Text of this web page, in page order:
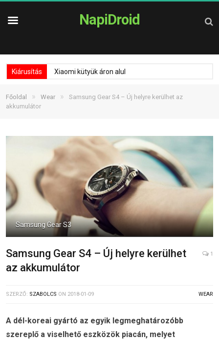
NapiDroid
Kiárusítás Xiaomi kütyük áron alul
Főoldal » Wear »
Samsung Gear S4 – Új helyre kerülhet az
akkumulátor
Samsung Gear S3
Samsung Gear S4 – Új helyre kerülhet
az akkumulátor
1
SZERZŐ: SZABOLCS ON 2018-01-09 WEAR
A dél-koreai gyártó az egyik legmeghatározóbb
szereplő a viselhető eszközök piacán, melyet